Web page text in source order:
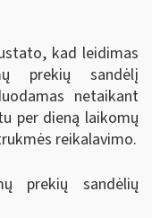
kad leidimas
prekių sandėlį
netaikant
per dieną laikomų
reikalavimo.
prekių sandėlių